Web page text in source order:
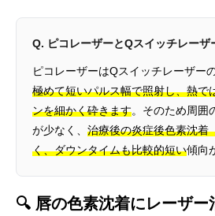
Q. ピコレーザーとQスイッチレーザ
ピコレーザーはQスイッチレーザー
極めて短いパルス幅で照射し、熱で
ンを細かく砕きます。そのため周囲
が少なく、 治療後の炎症後色素沈着
く、ダウンタイムも比較的短い傾向
🔍 唇の色素沈着にレーザー